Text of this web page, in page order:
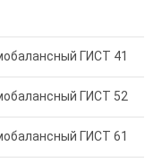
ГИСТ 41
ГИСТ 52
ГИСТ 61